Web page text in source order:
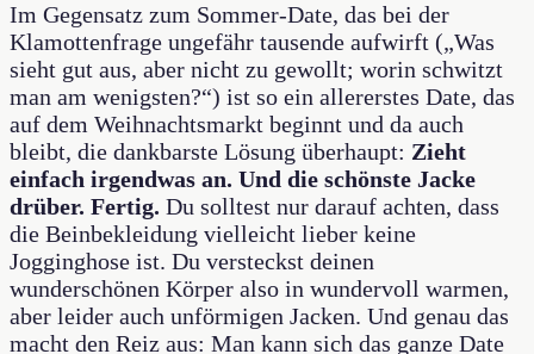
Im Gegensatz zum Sommer-Date, das bei der
Klamottenfrage ungefähr tausende aufwirft („Was
sieht gut aus, aber nicht zu gewollt; worin schwitzt
man am wenigsten?“) ist so ein allererstes Date, das
auf dem Weihnachtsmarkt beginnt und da auch
bleibt, die dankbarste Lösung überhaupt: Zieht
einfach irgendwas an. Und die schönste Jacke
drüber. Fertig. Du solltest nur darauf achten, dass
die Beinbekleidung vielleicht lieber keine
Jogginghose ist. Du versteckst deinen
wunderschönen Körper also in wundervoll warmen,
aber leider auch unförmigen Jacken. Und genau das
macht den Reiz aus: Man kann sich das ganze Date